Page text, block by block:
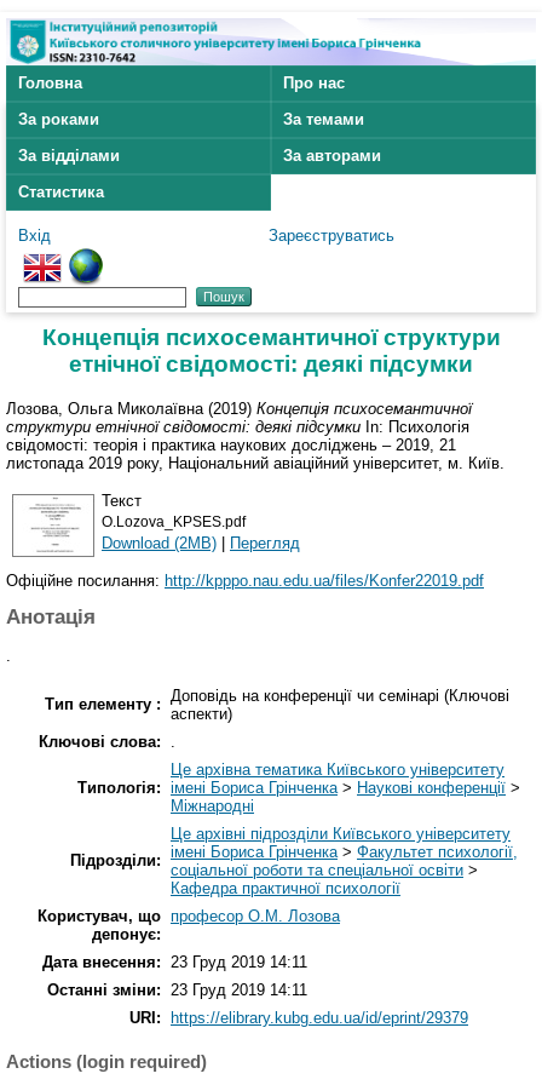
Головна
Про нас
За роками
За темами
За відділами
За авторами
Статистика
Вхід Зареєструватись
Концепція психосемантичної структури
етнічної свідомості: деякі підсумки
Лозова, Ольга Миколаївна (2019) Концепція психосемантичної
структури етнічної свідомості: деякі підсумки In: Психологія
свідомості: теорія і практика наукових досліджень – 2019, 21
листопада 2019 року, Національний авіаційний університет, м. Київ.
Текст
O.Lozova_KPSES.pdf
Download (2MB) | Перегляд
Офіційне посилання: http://kpppo.nau.edu.ua/files/Konfer22019.pdf
Анотація
.
Тип елементу : Доповідь на конференції чи семінарі (Ключові
аспекти)
Ключові слова:
.
Типологія:
Це архівна тематика Київського університету
імені Бориса Грінченка> Наукові конференції >
Міжнародні
Підрозділи:
Це архівні підрозділи Київського університету
імені Бориса Грінченка> Факультет психології,
соціальної роботи та спеціальної освіти >
Кафедра практичної психології
Користувач, що
депонує:
професор О.М. Лозова
Дата внесення: 23 Груд 2019 14:11
Останні зміни: 23 Груд 2019 14:11
URI:
https://elibrary.kubg.edu.ua/id/eprint/29379
Actions (login required)